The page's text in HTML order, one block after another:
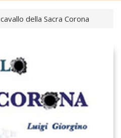
della Sacra Corona